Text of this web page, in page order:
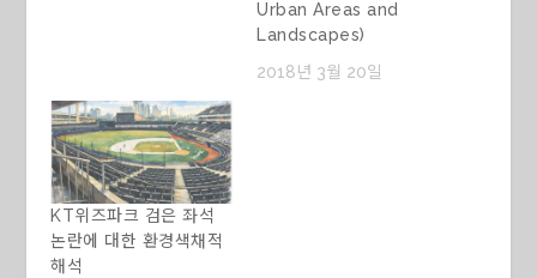
Urban Areas and
Landscapes)
2018년 3월 20일
KT위즈파크 검은 좌석
논란에 대한 환경색채적
해석